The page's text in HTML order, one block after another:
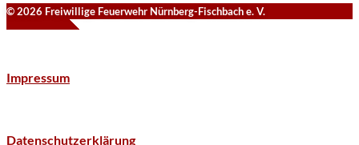
© 2026 Freiwillige Feuerwehr Nürnberg-Fischbach e. V.
Impressum
Datenschutzerklärung